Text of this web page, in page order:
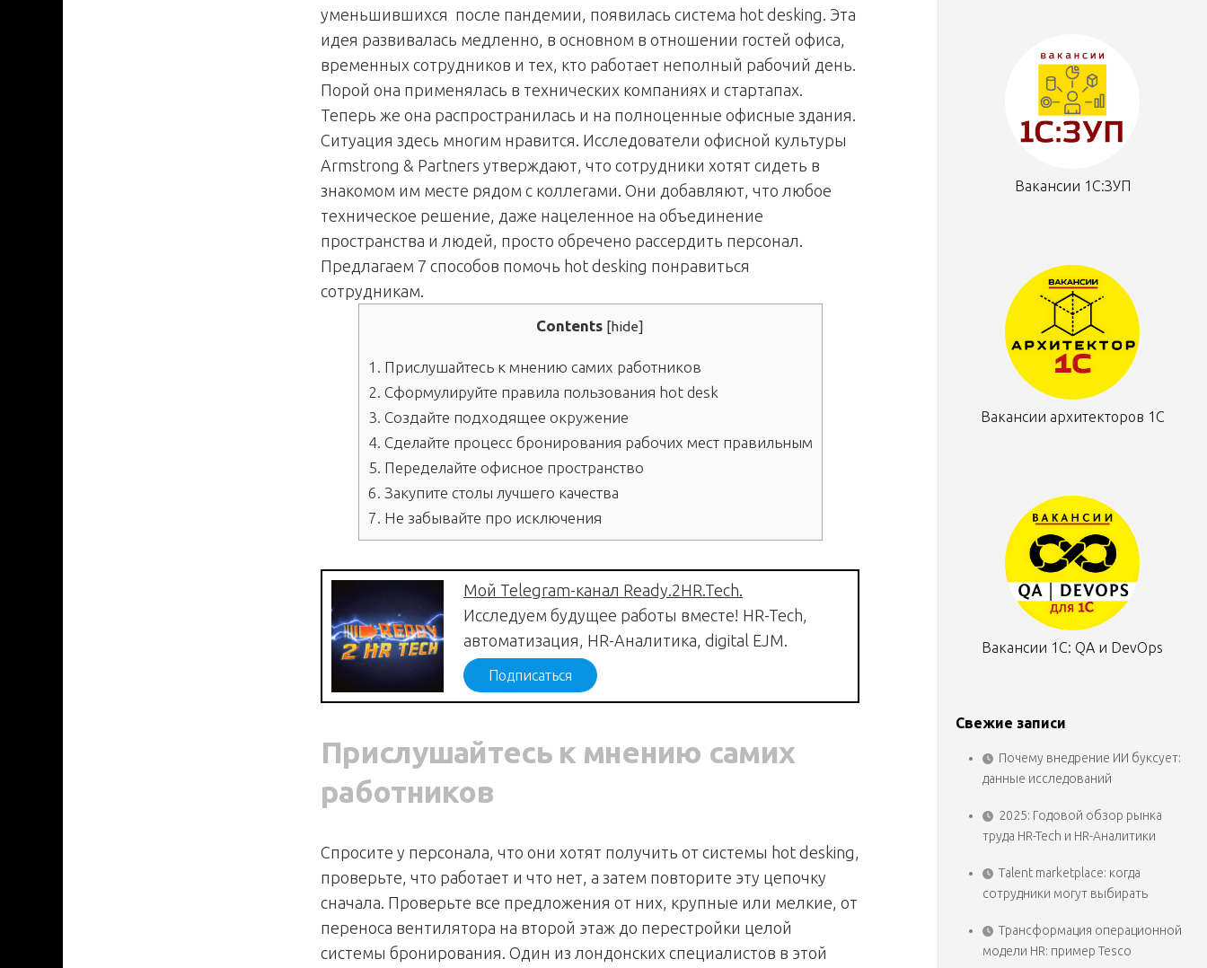
уменьшившихся после пандемии, появилась система hot desking. Эта
идея развивалась медленно, в основном в отношении гостей офиса,
временных сотрудников и тех, кто работает неполный рабочий день.
Порой она применялась в технических компаниях и стартапах.
Теперь же она распространилась и на полноценные офисные здания.
Ситуация здесь многим нравится. Исследователи офисной культуры
Armstrong & Partners утверждают, что сотрудники хотят сидеть в
знакомом им месте рядом с коллегами. Они добавляют, что любое
техническое решение, даже нацеленное на объединение
пространства и людей, просто обречено рассердить персонал.
Предлагаем 7 способов помочь hot desking понравиться
сотрудникам.
Contents [hide]
1. Прислушайтесь к мнению самих работников
2. Сформулируйте правила пользования hot desk
3. Создайте подходящее окружение
4. Сделайте процесс бронирования рабочих мест правильным
5. Переделайте офисное пространство
6. Закупите столы лучшего качества
7. Не забывайте про исключения
Мой Telegram-канал Ready.2HR.Tech.
Исследуем будущее работы вместе! HR-Tech,
автоматизация, HR-Аналитика, digital EJM.
Подписаться
Прислушайтесь к мнению самих
работников
Спросите у персонала, что они хотят получить от системы hot desking,
проверьте, что работает и что нет, а затем повторите эту цепочку
сначала. Проверьте все предложения от них, крупные или мелкие, от
переноса вентилятора на второй этаж до перестройки целой
системы бронирования. Один из лондонских специалистов в этой
Вакансии 1С:ЗУП
Вакансии архитекторов 1С
Вакансии 1С: QA и DevOps
Свежие записи
Почему внедрение ИИ буксует:
данные исследований
2025: Годовой обзор рынка
труда HR-Tech и HR-Аналитики
Talent marketplace: когда
сотрудники могут выбирать
Трансформация операционной
модели HR: пример Tesco